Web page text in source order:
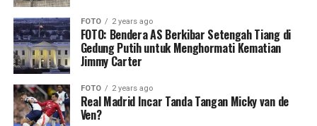
FOTO 2 years ago
FOTO: Bendera AS Berkibar Setengah Tiang di
Gedung Putih untuk Menghormati Kematian
Jimmy Carter
FOTO 2 years ago
Real Madrid Incar Tanda Tangan Micky van de
Ven?